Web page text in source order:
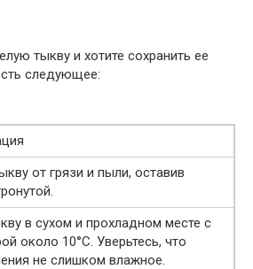
тыкву и хотите сохранить ее
следующее:
от грязи и пыли, оставив
в сухом и прохладном месте с
около 10°C. Уверьтесь, что
не слишком влажное.